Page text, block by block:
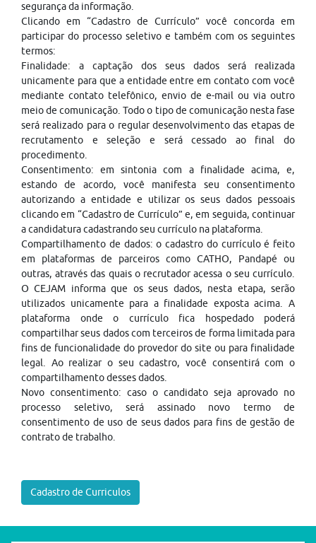
segurança da informação.
Clicando em “Cadastro de Currículo” você concorda em
participar do processo seletivo e também com os seguintes
termos:
Finalidade: a captação dos seus dados será realizada
unicamente para que a entidade entre em contato com você
mediante contato telefônico, envio de e-mail ou via outro
meio de comunicação. Todo o tipo de comunicação nesta fase
será realizado para o regular desenvolvimento das etapas de
recrutamento e seleção e será cessado ao final do
procedimento.
Consentimento: em sintonia com a finalidade acima, e,
estando de acordo, você manifesta seu consentimento
autorizando a entidade e utilizar os seus dados pessoais
clicando em “Cadastro de Currículo” e, em seguida, continuar
a candidatura cadastrando seu currículo na plataforma.
Compartilhamento de dados: o cadastro do currículo é feito
em plataformas de parceiros como CATHO, Pandapé ou
outras, através das quais o recrutador acessa o seu currículo.
O CEJAM informa que os seus dados, nesta etapa, serão
utilizados unicamente para a finalidade exposta acima. A
plataforma onde o currículo fica hospedado poderá
compartilhar seus dados com terceiros de forma limitada para
fins de funcionalidade do provedor do site ou para finalidade
legal. Ao realizar o seu cadastro, você consentirá com o
compartilhamento desses dados.
Novo consentimento: caso o candidato seja aprovado no
processo seletivo, será assinado novo termo de
consentimento de uso de seus dados para fins de gestão de
contrato de trabalho.
Cadastro de Curriculos